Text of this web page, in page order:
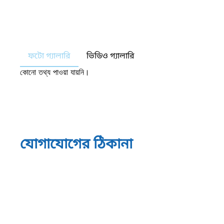
ফটো গ্যালারি ভিডিও গ্যালারি
কোনো তথ্য পাওয়া যায়নি।
যোগাযোগের ঠিকানা